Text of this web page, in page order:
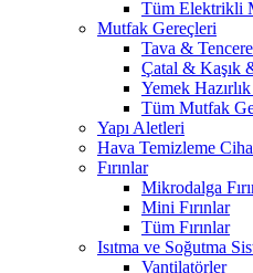
Tüm Elektrikli
Mutfak Gereçleri
Tava &
Çatal & Kaşık
Yemek
Tüm Mutfak
Yapı Aletleri
Hava Temizleme
Fırınlar
Mikrodalga
Mini Fırınlar
Tüm Fırınlar
Isıtma ve Soğutma
Vantilatörler